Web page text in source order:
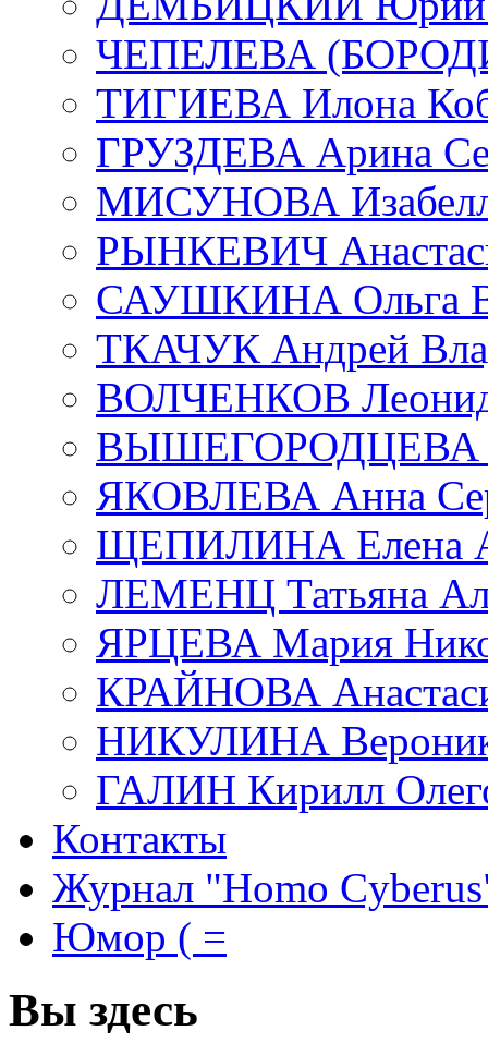
ЧЕПЕЛЕВА
ТИГИЕВА Илона
ГРУЗДЕВА Арина
МИСУНОВА
РЫНКЕВИЧ
САУШКИНА Ольга
ТКАЧУК Андрей
ВОЛЧЕНКОВ Леонид
ВЫШЕГОРОДЦЕВА
ЯКОВЛЕВА Анна
ЩЕПИЛИНА Елена
ЛЕМЕНЦ Татьяна
ЯРЦЕВА Мария
КРАЙНОВА
НИКУЛИНА
ГАЛИН Кирилл
Контакты
Журнал "Homo
Юмор ( =
Вы здесь